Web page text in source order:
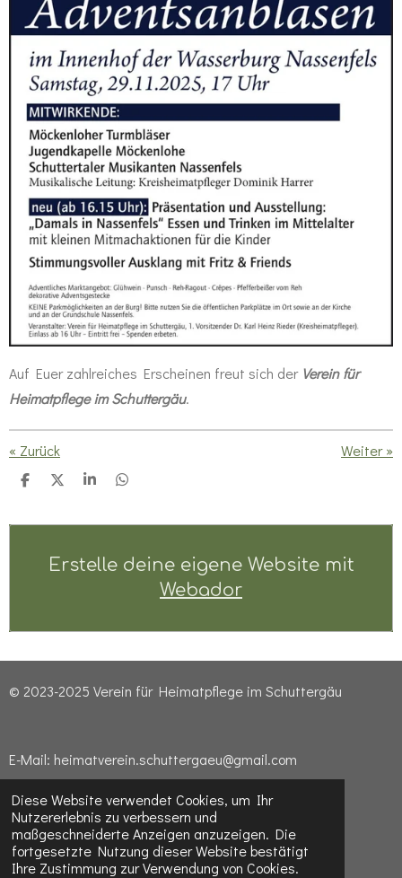
Diese Website verwendet Cookies, um Ihr
Nutzererlebnis zu verbessern und
maßgeschneiderte Anzeigen anzuzeigen. Die
fortgesetzte Nutzung dieser Website bestätigt
Ihre Zustimmung zur Verwendung von Cookies.
Auf Euer zahlreiches Erscheinen freut sich der Verein für
Heimatpflege im Schuttergäu.
« Zurück Weiter»
T
l
T
l
n
T
l
T
l
Erstelle deine eigene Website mit
Webador
© 2023-2025 Verein für Heimatpflege im Schuttergäu
E-Mail: heimatverein.schuttergaeu@gmail.com
Impressum & Datenschutzerklärung